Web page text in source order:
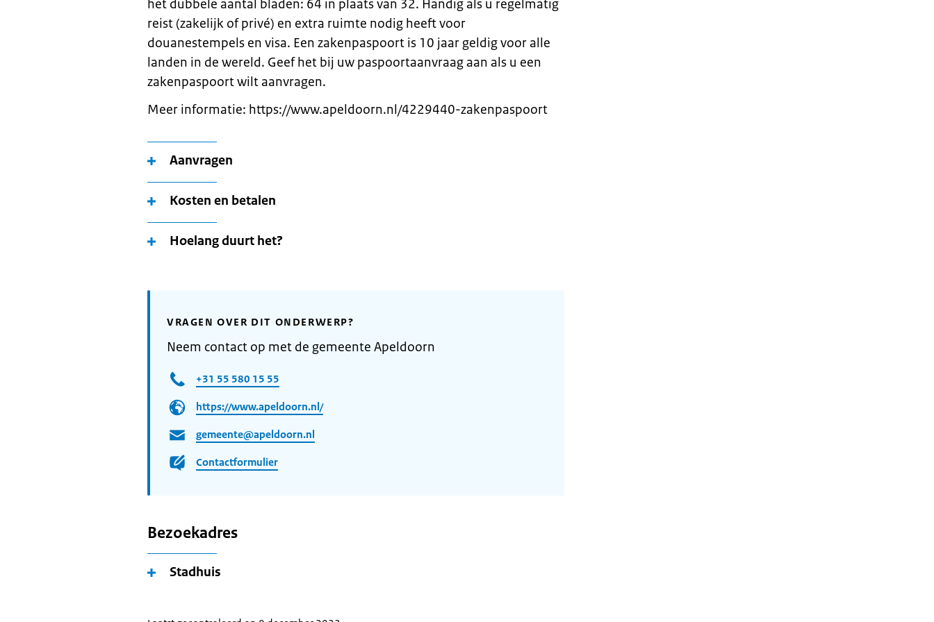
het dubbele aantal bladen: 64 in plaats van 32. Handig als u regelmatig
reist (zakelijk of privé) en extra ruimte nodig heeft voor
douanestempels en visa. Een zakenpaspoort is 10 jaar geldig voor alle
landen in de wereld. Geef het bij uw paspoortaanvraag aan als u een
zakenpaspoort wilt aanvragen.
Meer informatie: https://www.apeldoorn.nl/4229440-zakenpaspoort
Aanvragen
Kosten en betalen
Hoelang duurt het?
VRAGEN OVER DIT ONDERWERP?
Neem contact op met de gemeente Apeldoorn
+31 55 580 15 55
https://www.apeldoorn.nl/
gemeente@apeldoorn.nl
Contactformulier
Bezoekadres
Stadhuis